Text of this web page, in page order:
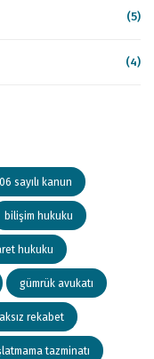
(5)
(4)
sayılı kanun
bilişim hukuku
hukuku
gümrük avukatı
rekabet
tazminatı